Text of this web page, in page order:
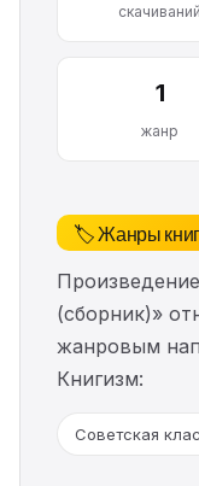
скачиваний
1
жанр
🏷️ Жанры
(сборник)»
жанровым
Книгизм:
Советская